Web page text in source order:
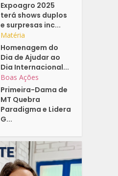
Expoagro 2025
terá shows duplos
e surpresas inc...
Matéria
Homenagem do
Dia de Ajudar ao
Dia Internacional...
Boas Ações
Primeira-Dama de
MT Quebra
Paradigma e Lidera
G...